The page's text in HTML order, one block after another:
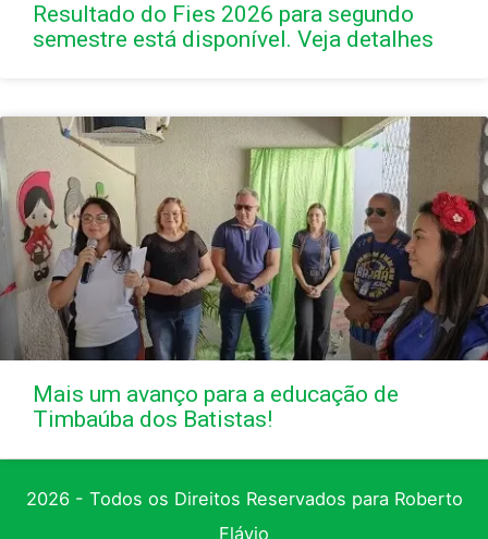
Resultado do Fies 2026 para segundo
semestre está disponível. Veja detalhes
Mais um avanço para a educação de
Timbaúba dos Batistas!
2026 - Todos os Direitos Reservados para Roberto
Flávio